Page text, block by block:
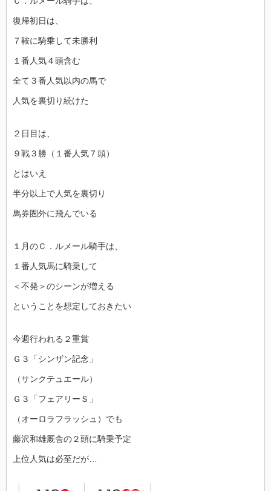
復帰初日は、
７鞍に騎乗して未勝利
１番人気４頭含む
全て３番人気以内の馬で
人気を裏切り続けた
２日目は、
９戦３勝（１番人気７頭）
とはいえ
半分以上で人気を裏切り
馬券圏外に飛んでいる
１月のＣ．ルメール騎手は、
１番人気馬に騎乗して
＜不発＞のシーンが増える
ということを想定しておきたい
今週行われる２重賞
Ｇ３「シンザン記念」
（サンクテュエール）
Ｇ３「フェアリーＳ」
（オーロラフラッシュ）でも
藤沢和雄厩舎の２頭に騎乗予定
上位人気は必至だが…